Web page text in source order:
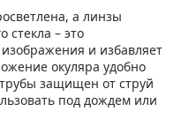
а линзы
стекла – это
и избавляет
окуляра удобно
защищен от струй
под дождем или